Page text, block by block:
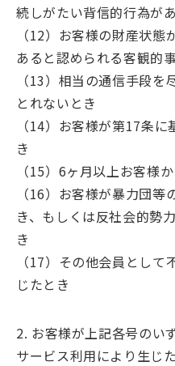
続しがたい背信的行為が
（12）お客様の財産状
あると認められる客観的
（13）相当の通信手段
とれないとき
（14）お客様が第17条
き
（15）6ヶ月以上お客様
（16）お客様が暴力団
き、もしくは反社会的勢
き
（17）その他会員とし
じたとき
2. お客様が上記各号のい
サービス利用により生じ